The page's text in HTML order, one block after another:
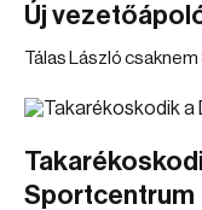
Új
Tálas László
Sportcentrum